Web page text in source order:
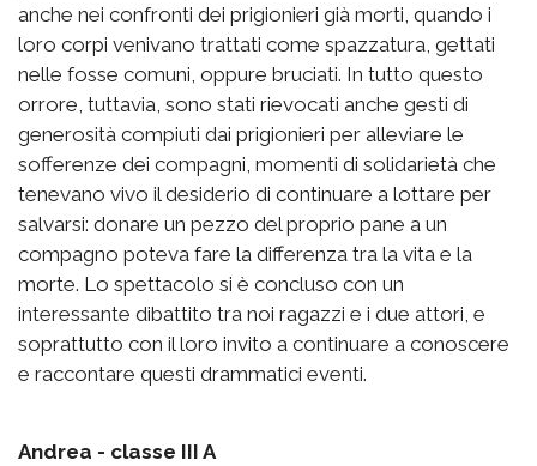
anche nei confronti dei prigionieri già morti, quando i
loro corpi venivano trattati come spazzatura, gettati
nelle fosse comuni, oppure bruciati. In tutto questo
orrore, tuttavia, sono stati rievocati anche gesti di
generosità compiuti dai prigionieri per alleviare le
sofferenze dei compagni, momenti di solidarietà che
tenevano vivo il desiderio di continuare a lottare per
salvarsi: donare un pezzo del proprio pane a un
compagno poteva fare la differenza tra la vita e la
morte. Lo spettacolo si è concluso con un
interessante dibattito tra noi ragazzi e i due attori, e
soprattutto con il loro invito a continuare a conoscere
e raccontare questi drammatici eventi.
Andrea - classe III A